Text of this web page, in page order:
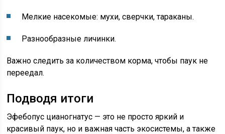
Мелкие насекомые: мухи, сверчки, тараканы.
Разнообразные личинки.
Важно следить за количеством корма, чтобы паук не
переедал.
Подводя итоги
Эфебопус цианогнатус — это не просто яркий и
красивый паук, но и важная часть экосистемы, а также